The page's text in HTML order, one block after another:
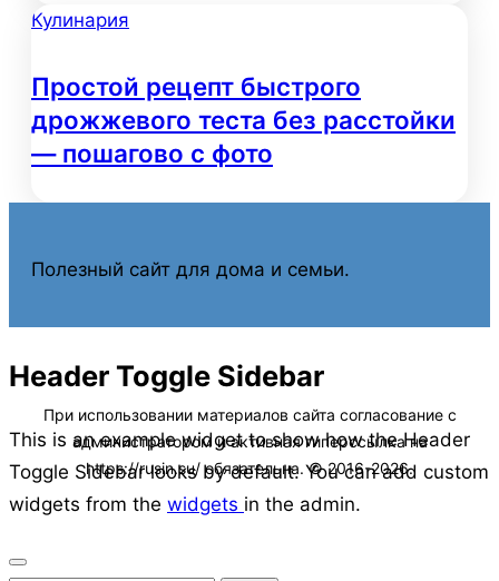
Кулинария
Простой рецепт быстрого
дрожжевого теста без расстойки
— пошагово с фото
Полезный сайт для дома и семьи.
Header Toggle Sidebar
This is an example widget to show how the Header
Toggle Sidebar looks by default. You can add custom
widgets from the widgets in the admin.